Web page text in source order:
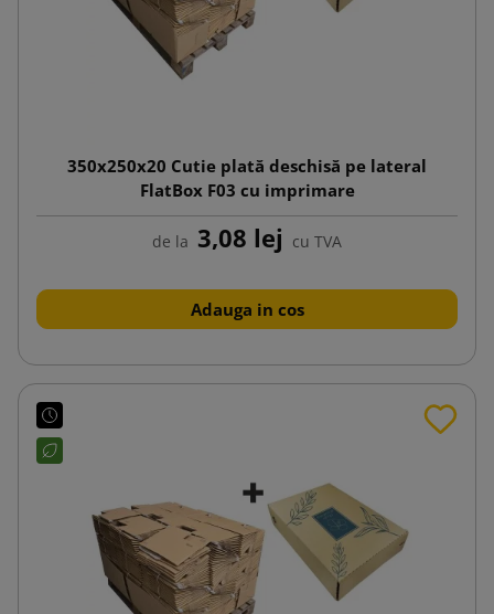
350x250x20 Cutie plată deschisă pe lateral
FlatBox F03 cu imprimare
de la 3,08 lej cu TVA
Adauga in cos